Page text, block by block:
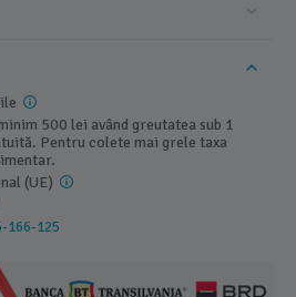
500 lei având greutatea sub 1
Pentru colete mai grele taxa
(UE)
166-125